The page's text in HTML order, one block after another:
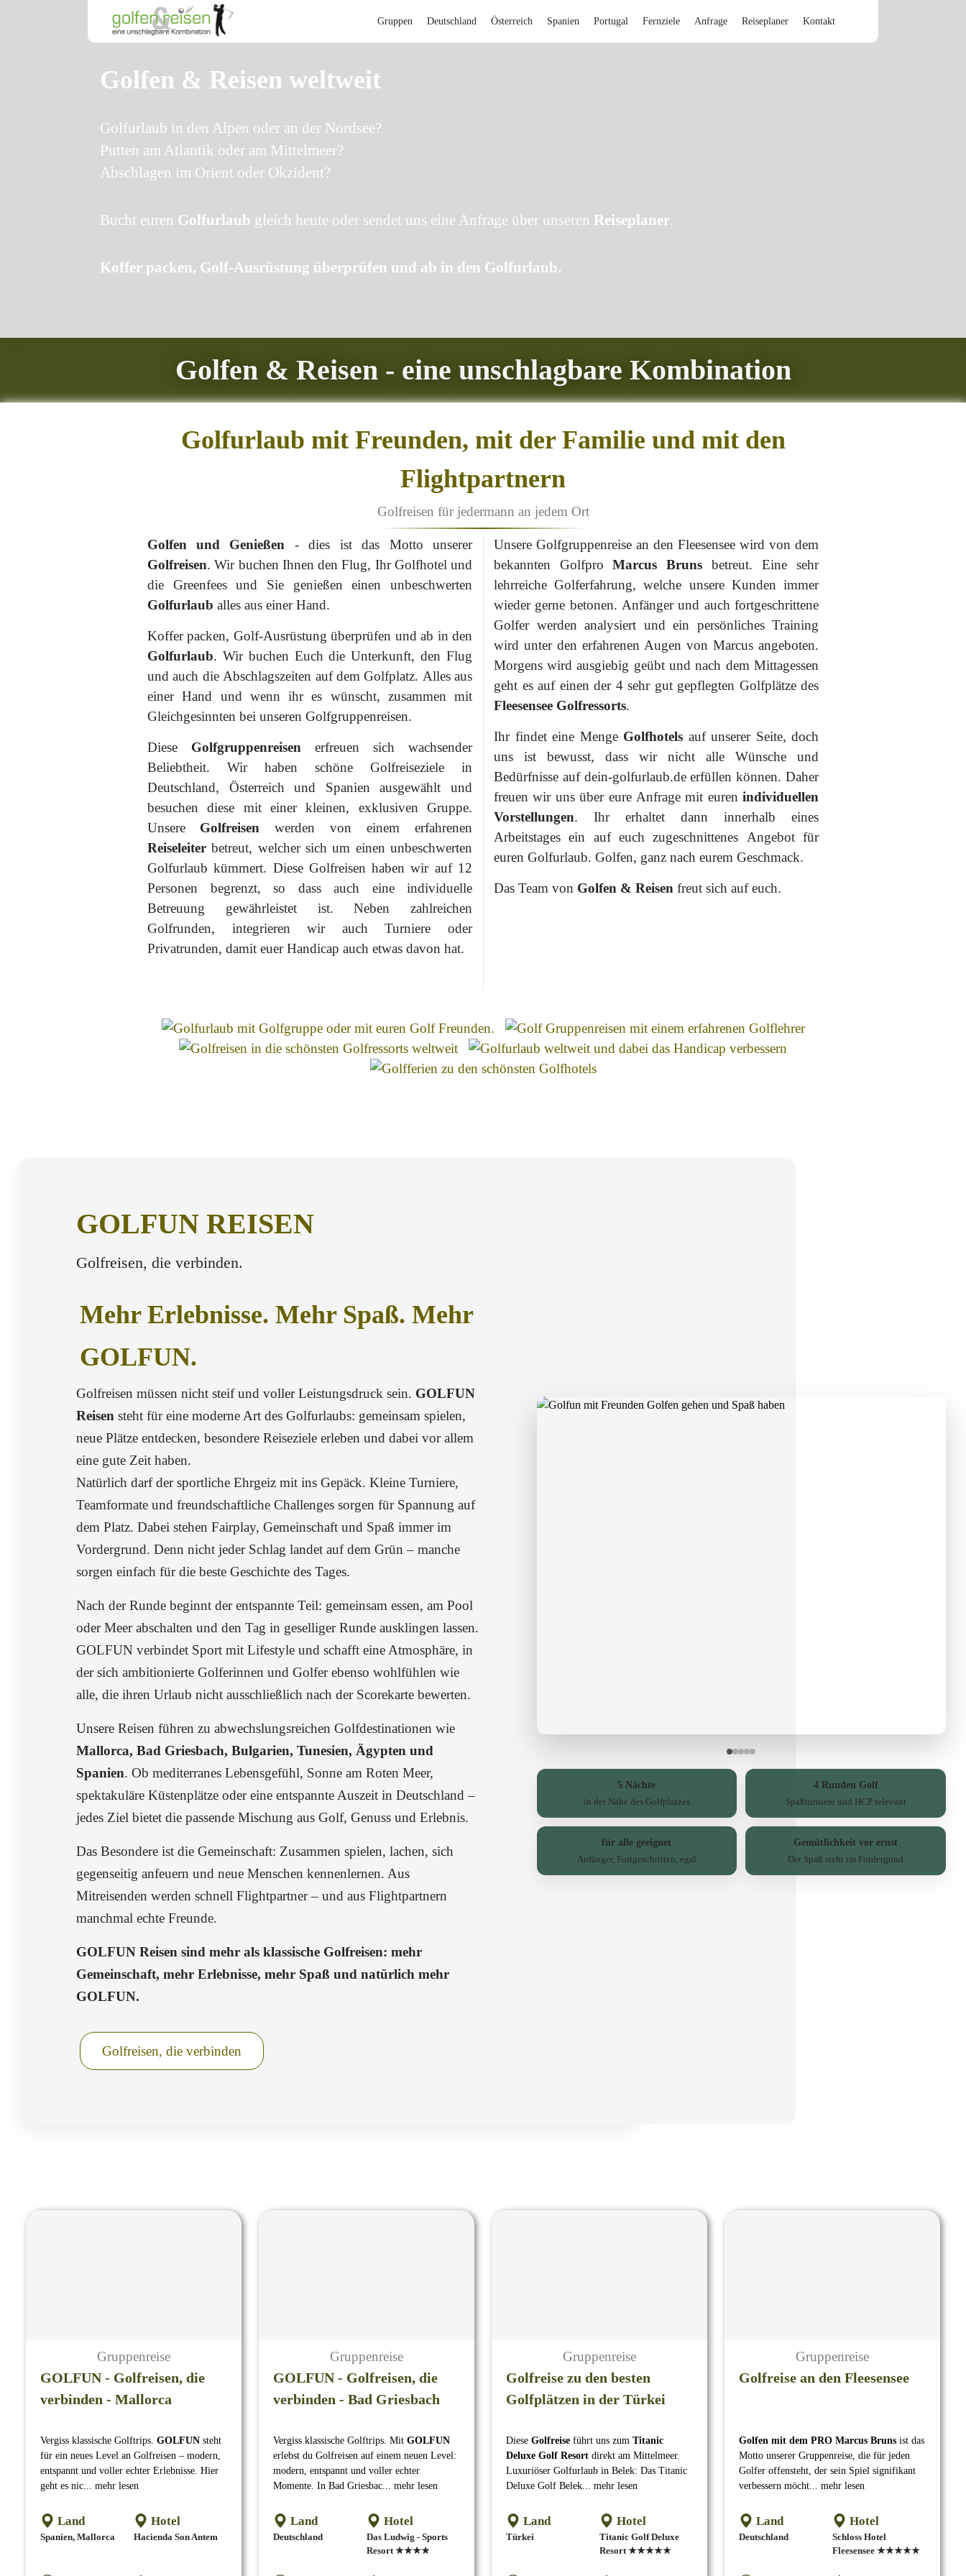
Gruppen Deutschland Österreich Spanien Portugal Fernziele Anfrage Reiseplaner Kontakt
Golfen & Reisen weltweit
Golfurlaub in den Alpen oder an der Nordsee?
Putten am Atlantik oder am Mittelmeer?
Abschlagen im Orient oder Okzident?
Bucht euren Golfurlaub gleich heute oder sendet uns eine Anfrage über unseren Reiseplaner.
Koffer packen, Golf-Ausrüstung überprüfen und ab in den Golfurlaub.
Golfen & Reisen - eine unschlagbare Kombination
Golfurlaub mit Freunden, mit der Familie und mit den
Flightpartnern
Golfreisen für jedermann an jedem Ort
Golfen und Genießen - dies ist das Motto unserer
Golfreisen. Wir buchen Ihnen den Flug, Ihr Golfhotel und
die Greenfees und Sie genießen einen unbeschwerten
Golfurlaub alles aus einer Hand.
Koffer packen, Golf-Ausrüstung überprüfen und ab in den
Golfurlaub. Wir buchen Euch die Unterkunft, den Flug
und auch die Abschlagszeiten auf dem Golfplatz. Alles aus
einer Hand und wenn ihr es wünscht, zusammen mit
Gleichgesinnten bei unseren Golfgruppenreisen.
Diese Golfgruppenreisen erfreuen sich wachsender
Beliebtheit. Wir haben schöne Golfreiseziele in
Deutschland, Österreich und Spanien ausgewählt und
besuchen diese mit einer kleinen, exklusiven Gruppe.
Unsere Golfreisen werden von einem erfahrenen
Reiseleiter betreut, welcher sich um einen unbeschwerten
Golfurlaub kümmert. Diese Golfreisen haben wir auf 12
Personen begrenzt, so dass auch eine individuelle
Betreuung gewährleistet ist. Neben zahlreichen
Golfrunden, integrieren wir auch Turniere oder
Privatrunden, damit euer Handicap auch etwas davon hat.
Unsere Golfgruppenreise an den Fleesensee wird von dem
bekannten Golfpro Marcus Bruns betreut. Eine sehr
lehrreiche Golferfahrung, welche unsere Kunden immer
wieder gerne betonen. Anfänger und auch fortgeschrittene
Golfer werden analysiert und ein persönliches Training
wird unter den erfahrenen Augen von Marcus angeboten.
Morgens wird ausgiebig geübt und nach dem Mittagessen
geht es auf einen der 4 sehr gut gepflegten Golfplätze des
Fleesensee Golfressorts.
Ihr findet eine Menge Golfhotels auf unserer Seite, doch
uns ist bewusst, dass wir nicht alle Wünsche und
Bedürfnisse auf dein-golfurlaub.de erfüllen können. Daher
freuen wir uns über eure Anfrage mit euren individuellen
Vorstellungen. Ihr erhaltet dann innerhalb eines
Arbeitstages ein auf euch zugeschnittenes Angebot für
euren Golfurlaub. Golfen, ganz nach eurem Geschmack.
Das Team von Golfen & Reisen freut sich auf euch.
GOLFUN REISEN
Golfreisen, die verbinden.
Mehr Erlebnisse. Mehr Spaß. Mehr
GOLFUN.
Golfreisen müssen nicht steif und voller Leistungsdruck sein. GOLFUN
Reisen steht für eine moderne Art des Golfurlaubs: gemeinsam spielen,
neue Plätze entdecken, besondere Reiseziele erleben und dabei vor allem
eine gute Zeit haben.
Natürlich darf der sportliche Ehrgeiz mit ins Gepäck. Kleine Turniere,
Teamformate und freundschaftliche Challenges sorgen für Spannung auf
dem Platz. Dabei stehen Fairplay, Gemeinschaft und Spaß immer im
Vordergrund. Denn nicht jeder Schlag landet auf dem Grün – manche
sorgen einfach für die beste Geschichte des Tages.
Nach der Runde beginnt der entspannte Teil: gemeinsam essen, am Pool
oder Meer abschalten und den Tag in geselliger Runde ausklingen lassen.
GOLFUN verbindet Sport mit Lifestyle und schafft eine Atmosphäre, in
der sich ambitionierte Golferinnen und Golfer ebenso wohlfühlen wie
alle, die ihren Urlaub nicht ausschließlich nach der Scorekarte bewerten.
Unsere Reisen führen zu abwechslungsreichen Golfdestinationen wie
Mallorca, Bad Griesbach, Bulgarien, Tunesien, Ägypten und
Spanien. Ob mediterranes Lebensgefühl, Sonne am Roten Meer,
spektakuläre Küstenplätze oder eine entspannte Auszeit in Deutschland –
jedes Ziel bietet die passende Mischung aus Golf, Genuss und Erlebnis.
Das Besondere ist die Gemeinschaft: Zusammen spielen, lachen, sich
gegenseitig anfeuern und neue Menschen kennenlernen. Aus
Mitreisenden werden schnell Flightpartner – und aus Flightpartnern
manchmal echte Freunde.
GOLFUN Reisen sind mehr als klassische Golfreisen: mehr
Gemeinschaft, mehr Erlebnisse, mehr Spaß und natürlich mehr
GOLFUN.
Golfreisen, die verbinden
5 Nächte
in der Nähe des Golfplatzes
4 Runden Golf
Spaßturniere und HCP relevant
für alle geeignet
Anfänger, Fortgeschritten, egal
Gemütlichkeit vor ernst
Der Spaß steht im Fordergund
Gruppenreise
GOLFUN - Golfreisen, die
verbinden - Mallorca
Vergiss klassische Golftrips. GOLFUN steht
für ein neues Level an Golfreisen – modern,
entspannt und voller echter Erlebnisse. Hier
geht es nic... mehr lesen
Land
Spanien, Mallorca
Hotel
Hacienda Son Antem
Gruppenreise
GOLFUN - Golfreisen, die
verbinden - Bad Griesbach
Vergiss klassische Golftrips. Mit GOLFUN
erlebst du Golfreisen auf einem neuen Level:
modern, entspannt und voller echter
Momente. In Bad Griesbac... mehr lesen
Land
Deutschland
Hotel
Das Ludwig - Sports
Resort ★★★★
Gruppenreise
Golfreise zu den besten
Golfplätzen in der Türkei
Diese Golfreise führt uns zum Titanic
Deluxe Golf Resort direkt am Mittelmeer.
Luxuriöser Golfurlaub in Belek: Das Titanic
Deluxe Golf Belek... mehr lesen
Land
Türkei
Hotel
Titanic Golf Deluxe
Resort ★★★★★
Gruppenreise
Golfreise an den Fleesensee
Golfen mit dem PRO Marcus Bruns ist das
Motto unserer Gruppenreise, die für jeden
Golfer offensteht, der sein Spiel signifikant
verbessern möcht... mehr lesen
Land
Deutschland
Hotel
Schloss Hotel
Fleesensee ★★★★★